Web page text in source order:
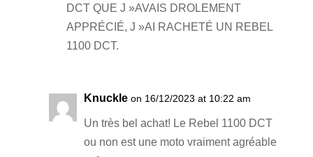
DCT QUE J »AVAIS DROLEMENT
APPRÉCIÉ, J »AI RACHETÉ UN REBEL
1100 DCT.
Knuckle on 16/12/2023 at 10:22 am
Un très bel achat! Le Rebel 1100 DCT
ou non est une moto vraiment agréable